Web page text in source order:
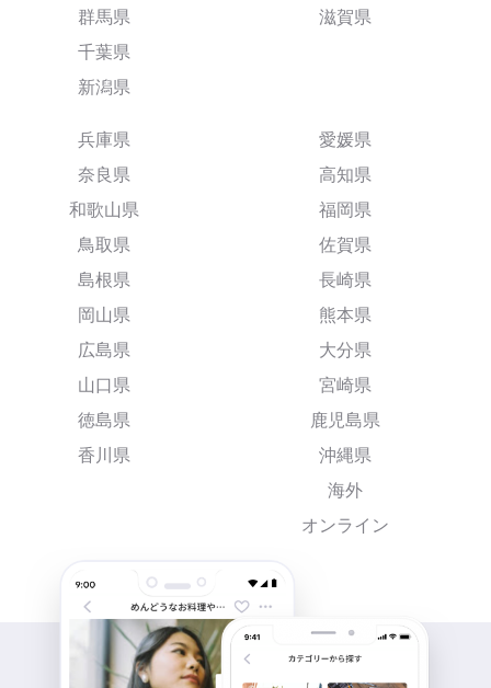
群馬県
千葉県
新潟県
滋賀県
兵庫県
奈良県
和歌山県
鳥取県
島根県
岡山県
広島県
山口県
徳島県
香川県
愛媛県
高知県
福岡県
佐賀県
長崎県
熊本県
大分県
宮崎県
鹿児島県
沖縄県
海外
オンライン